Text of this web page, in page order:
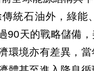
統石油外，綠能
90天的戰略儲備
環境亦有差異，